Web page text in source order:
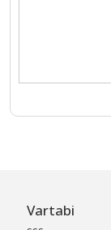
Vartabi